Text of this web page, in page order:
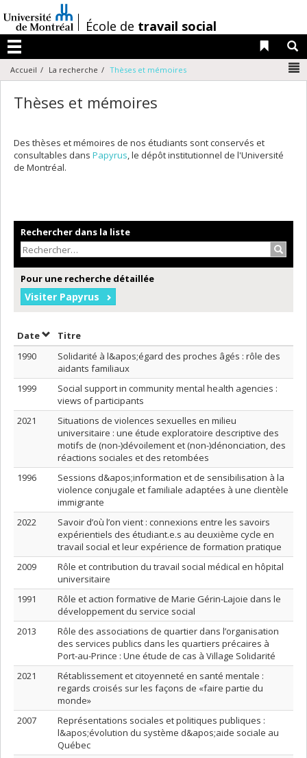
au
contenu
/École de travail social
Menu
Liens
Accueil La recherche Thèses et mémoires
Thèses et mémoires
Des thèses et mémoires de nos étudiants sont conservés et
consultables dans Papyrus, le dépôt institutionnel de l'Université
de Montréal.
Rechercher dans la liste
Pour une recherche détaillée
Visiter Papyrus
DateTrier par date en ordre décroissant
Titre
1990
Solidarité à l&apos;égard des proches âgés : rôle des
aidants familiaux
1999
Social support in community mental health agencies :
views of participants
2021
Situations de violences sexuelles en milieu
universitaire : une étude exploratoire descriptive des
motifs de (non-)dévoilement et (non-)dénonciation, des
réactions sociales et des retombées
1996
Sessions d&apos;information et de sensibilisation à la
violence conjugale et familiale adaptées à une clientèle
immigrante
2022
Savoir d’où l’on vient : connexions entre les savoirs
expérientiels des étudiant.e.s au deuxième cycle en
travail social et leur expérience de formation pratique
2009
Rôle et contribution du travail social médical en hôpital
universitaire
1991
Rôle et action formative de Marie Gérin-Lajoie dans le
développement du service social
2013
Rôle des associations de quartier dans l’organisation
des services publics dans les quartiers précaires à
Port-au-Prince : Une étude de cas à Village Solidarité
2021
Rétablissement et citoyenneté en santé mentale :
regards croisés sur les façons de «faire partie du
monde»
2007
Représentations sociales et politiques publiques :
l&apos;évolution du système d&apos;aide sociale au
Québec